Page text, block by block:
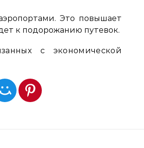
Это повышает
к подорожанию путевок.
с экономической